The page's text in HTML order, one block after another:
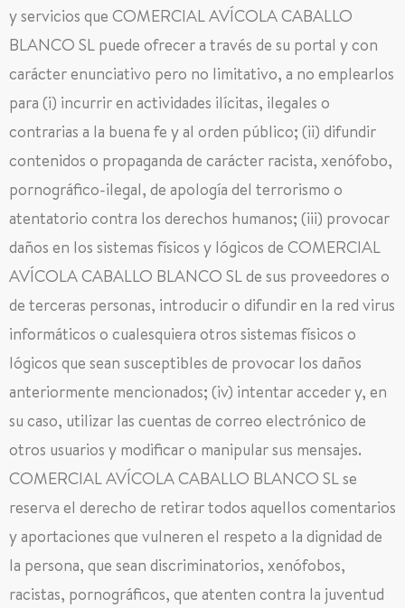
y servicios que COMERCIAL AVÍCOLA CABALLO
BLANCO SL puede ofrecer a través de su portal y con
carácter enunciativo pero no limitativo, a no emplearlos
para (i) incurrir en actividades ilícitas, ilegales o
contrarias a la buena fe y al orden público; (ii) difundir
contenidos o propaganda de carácter racista, xenófobo,
pornográfico-ilegal, de apología del terrorismo o
atentatorio contra los derechos humanos; (iii) provocar
daños en los sistemas físicos y lógicos de COMERCIAL
AVÍCOLA CABALLO BLANCO SL de sus proveedores o
de terceras personas, introducir o difundir en la red virus
informáticos o cualesquiera otros sistemas físicos o
lógicos que sean susceptibles de provocar los daños
anteriormente mencionados; (iv) intentar acceder y, en
su caso, utilizar las cuentas de correo electrónico de
otros usuarios y modificar o manipular sus mensajes.
COMERCIAL AVÍCOLA CABALLO BLANCO SL se
reserva el derecho de retirar todos aquellos comentarios
y aportaciones que vulneren el respeto a la dignidad de
la persona, que sean discriminatorios, xenófobos,
racistas, pornográficos, que atenten contra la juventud